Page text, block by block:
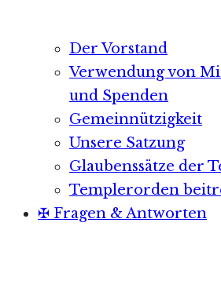
Der Vorstand
Verwendung von
und Spenden
Gemeinnützigkeit
Unsere Satzung
Glaubenssätze der
Templerorden
✠ Fragen & Antworten